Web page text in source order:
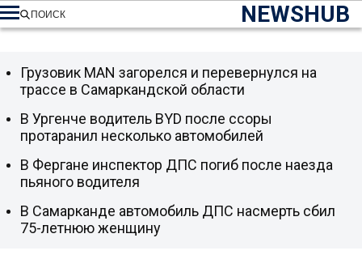
NEWSHUB
ПОИСК
Грузовик MAN загорелся и перевернулся на
трассе в Самаркандской области
В Ургенче водитель BYD после ссоры
протаранил несколько автомобилей
В Фергане инспектор ДПС погиб после наезда
пьяного водителя
В Самарканде автомобиль ДПС насмерть сбил
75-летнюю женщину